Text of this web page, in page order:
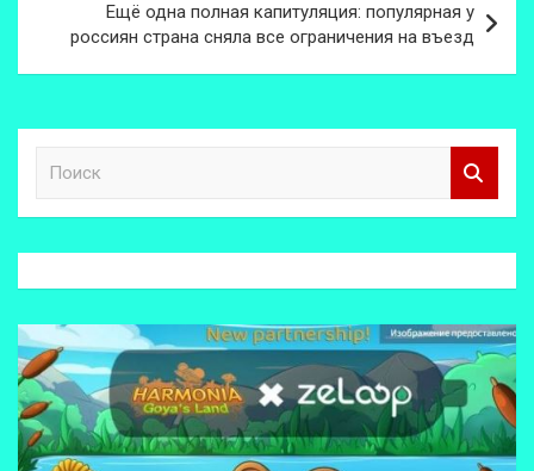
Ещё одна полная капитуляция: популярная у
россиян страна сняла все ограничения на въезд
к